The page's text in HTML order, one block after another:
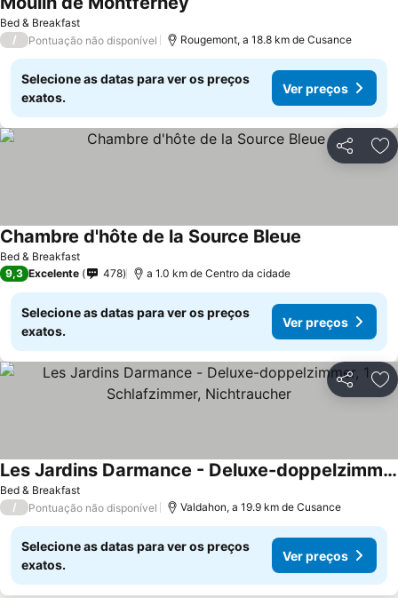
Bed & Breakfast
/ Pontuação não disponível Rougemont, a 18.8 km de Cusance
Selecione as datas para ver os preços
exatos.
Ver preços
Partilhar
Bed & Breakfast
Chambre d'hôte de la Source Bleue
9,3 Excelente 478 a 1.0 km de Centro da cidade
Selecione as datas para ver os preços
exatos.
Ver preços
Partilhar
Bed & Breakfast
Les Jardins Darmance - Deluxe-doppelzimmer, 1 Schlafzimmer, Nichtraucher
Ver preços
/ Pontuação não disponível Valdahon, a 19.9 km de Cusance
Selecione as datas para ver os preços
exatos.
Ver preços